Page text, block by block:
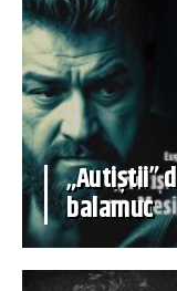
„Autiștii”
balamuc